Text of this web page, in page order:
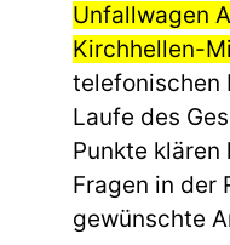
Unfallwagen
Kirchhellen-
telefonischen
Laufe des
Punkte klären
Fragen in der
gewünschte